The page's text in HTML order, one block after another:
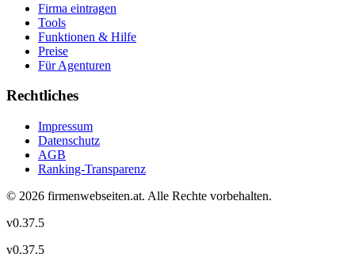
Firma eintragen
Tools
Funktionen & Hilfe
Preise
Für Agenturen
Rechtliches
Impressum
Datenschutz
AGB
Ranking-Transparenz
© 2026 firmenwebseiten.at. Alle Rechte vorbehalten.
v0.37.5
v0.37.5